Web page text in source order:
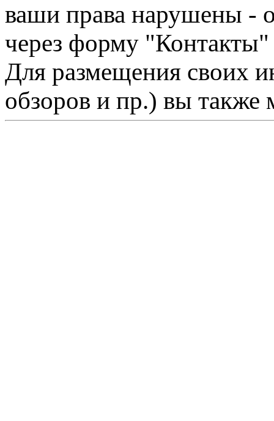
ваши права нарушены -
через форму "Контакты"
Для размещения своих
обзоров и пр.) вы также